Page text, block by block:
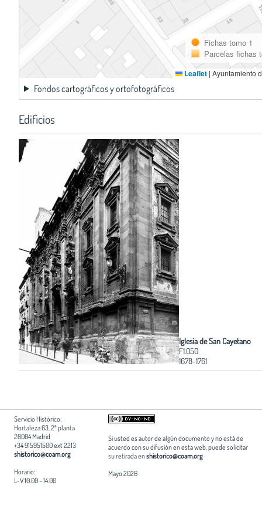
Fichas tomo 1
Parcelas fichas
Leaflet | Ayuntamiento
Fondos cartográficos y ortofotográficos
Edificios
Iglesia de San Cayetano
F1.050
1678-1761
Servicio Histórico:
Hortaleza 63, 2ª planta
28004 Madrid
+34 915951500 ext 2213
shistorico@coam.org
Horario:
L-V 10.00 - 14.00
Si usted es autor de algún documento y no está de
acuerdo con su difusión en esta web, puede solicitar
su retirada enshistorico@coam.org
Mayo 2026